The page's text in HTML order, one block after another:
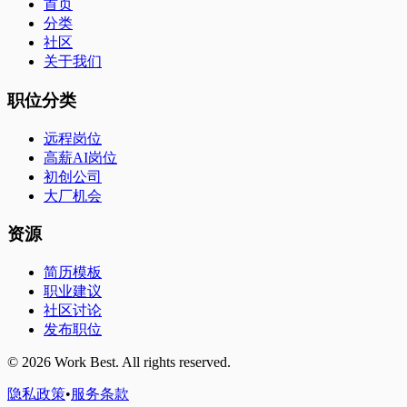
首页
分类
社区
关于我们
职位分类
远程岗位
高薪AI岗位
初创公司
大厂机会
资源
简历模板
职业建议
社区讨论
发布职位
© 2026 Work Best. All rights reserved.
隐私政策•服务条款